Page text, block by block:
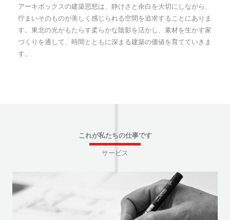
アーキボックスの建築思想は、静けさと余白を大切にしながら、
佇まいそのものが美しく感じられる空間を追求することにありま
す。東北の光がもたらす柔らかな陰影を活かし、素材を生かす家
づくりを通して、時間とともに深まる建築の価値を育てていきま
す。
これが私たちの仕事です
サービス